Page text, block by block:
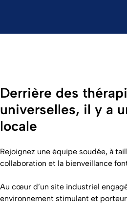
Derrière des
universelles, il y a
locale
Rejoignez une équipe soudée, à
collaboration et la bienveillance
Au cœur d’un site industriel
environnement stimulant et